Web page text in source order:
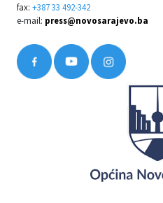
fax: +387 33 492-342
e-mail: press@novosarajevo.ba